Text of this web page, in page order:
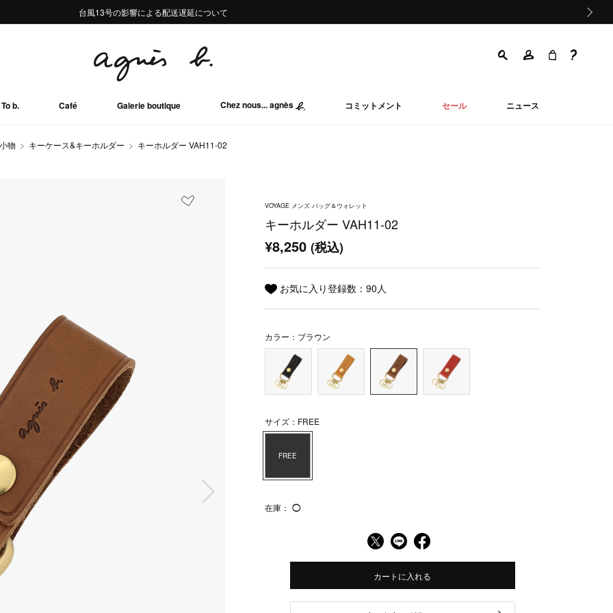
熊本地域地震の影響による配送遅延について
Summer Sale 2buy10%OFF!!
台風13号の影響による配送遅延について
熊本地域地震の影響による配送遅延について
Summer Sale 2buy10%OFF!!
To b. Café Galerie boutique Chez nous... agnès コミットメント セール ニュース
物 キーケース&キーホルダー キーホルダー VAH11-02
VOYAGE メンズ バッグ＆ウォレット
キーホルダー VAH11-02
¥8,250(税込)
お気に入り登録数：90人
カラー：ブラウン
サイズ：FREE
FREE
在庫： ◯
カートに入れる